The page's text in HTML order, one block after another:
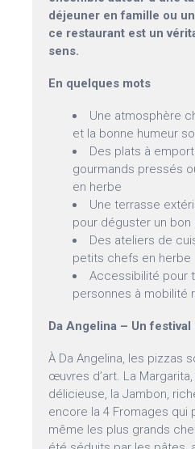
déjeuner en famille ou
ce restaurant est un
sens.
En quelques mots
Une atmosphère
et la bonne humeur
Des plats à
gourmands pressés
en herbe
Une terrasse
pour déguster un bon
Des ateliers de
petits chefs en herbe
Accessibilité pour
personnes à mobilité
Da Angelina – Un festival
À Da Angelina, les pizzas
œuvres d’art. La
délicieuse, la Jambon,
encore la 4 Fromages qui
même les plus grands